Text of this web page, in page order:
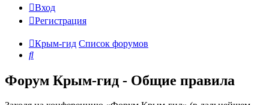
Вход
Регистрация
Крым-гид Список форумов
Поиск
Форум Крым-гид - Общие правила